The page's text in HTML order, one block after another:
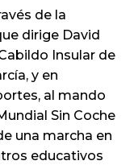
de la
dirige David
Insular de
y en
al mando
Sin Coche
una marcha en
educativos